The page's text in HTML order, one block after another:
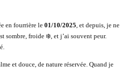
en fourrière le 01/10/2025, et depuis, je ne
sombre, froide ❄️, et j’ai souvent peur.
et douce, de nature réservée. Quand je